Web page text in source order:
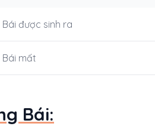
được sinh ra
Bái mất
Bái: